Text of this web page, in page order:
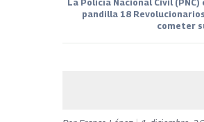
La Policía Nacional Civil
pandilla 18
cometer